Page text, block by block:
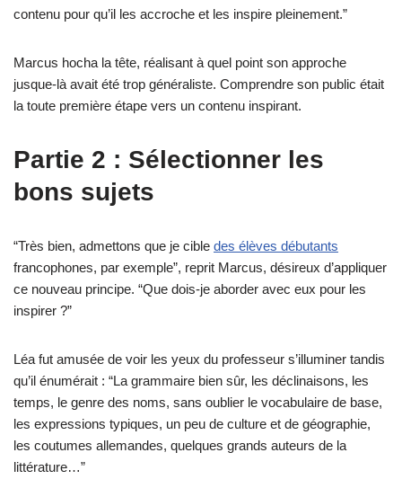
contenu pour qu’il les accroche et les inspire pleinement.”
Marcus hocha la tête, réalisant à quel point son approche
jusque-là avait été trop généraliste. Comprendre son public était
la toute première étape vers un contenu inspirant.
Partie 2 : Sélectionner les
bons sujets
“Très bien, admettons que je cible des élèves débutants
francophones, par exemple”, reprit Marcus, désireux d’appliquer
ce nouveau principe. “Que dois-je aborder avec eux pour les
inspirer ?”
Léa fut amusée de voir les yeux du professeur s’illuminer tandis
qu’il énumérait : “La grammaire bien sûr, les déclinaisons, les
temps, le genre des noms, sans oublier le vocabulaire de base,
les expressions typiques, un peu de culture et de géographie,
les coutumes allemandes, quelques grands auteurs de la
littérature…”